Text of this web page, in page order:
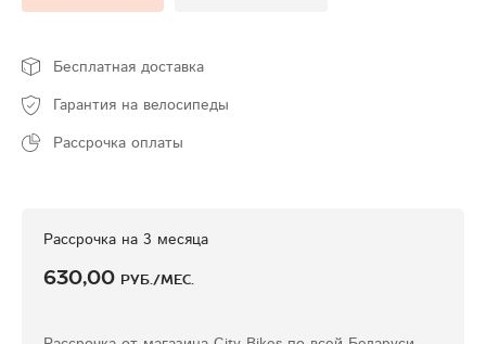
Бесплатная доставка
Гарантия на велосипеды
Рассрочка оплаты
Рассрочка на 3 месяца
630,00 руб./мес.